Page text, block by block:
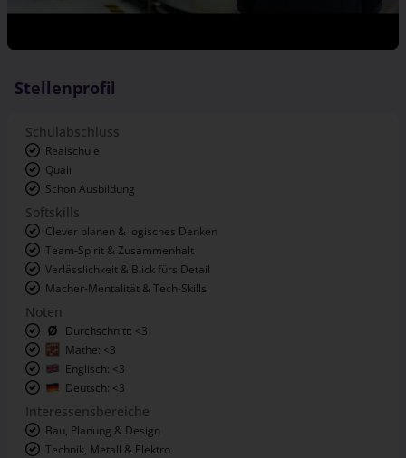
Stellenprofil
Schulabschluss
Realschule
Quali
Schon Ausbildung
Softskills
Clever planen & logisches Denken
Team-Spirit & Zusammenhalt
Verlässlichkeit & Blick fürs Detail
Macher-Mentalität & Tech-Skills
Noten
Durchschnitt: <3
Mathe: <3
Englisch: <3
Deutsch: <3
Interessensbereiche
Bau, Planung & Design
Technik, Metall & Elektro